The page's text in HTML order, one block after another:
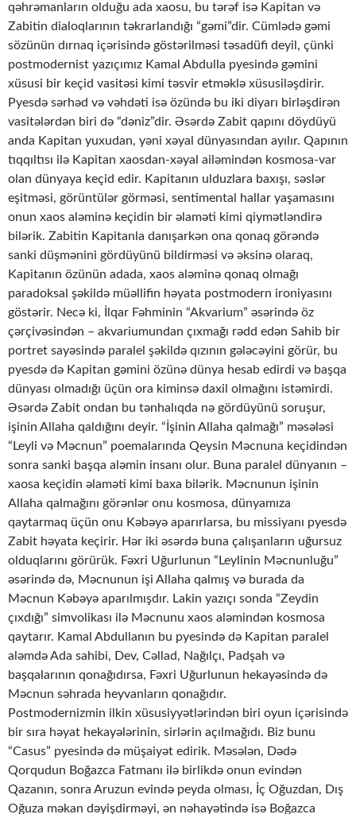
qəhrəmanların olduğu ada xaosu, bu tərəf isə Kapitan və
Zabitin dialoqlarının təkrarlandığı “gəmi”dir. Cümlədə gəmi
sözünün dırnaq içərisində göstərilməsi təsadüfi deyil, çünki
postmodernist yazıçımız Kamal Abdulla pyesində gəmini
xüsusi bir keçid vasitəsi kimi təsvir etməklə xüsusiləşdirir.
Pyesdə sərhəd və vəhdəti isə özündə bu iki diyarı birləşdirən
vasitələrdən biri də “dəniz”dir. Əsərdə Zabit qapını döydüyü
anda Kapitan yuxudan, yəni xəyal dünyasından ayılır. Qapının
tıqqıltısı ilə Kapitan xaosdan-xəyal ailəmindən kosmosa-var
olan dünyaya keçid edir. Kapitanın ulduzlara baxışı, səslər
eşitməsi, görüntülər görməsi, sentimental hallar yaşamasını
onun xaos aləminə keçidin bir əlaməti kimi qiymətləndirə
bilərik. Zabitin Kapitanla danışarkən ona qonaq görəndə
sanki düşmənini gördüyünü bildirməsi və əksinə olaraq,
Kapitanın özünün adada, xaos aləminə qonaq olmağı
paradoksal şəkildə müəllifin həyata postmodern ironiyasını
göstərir. Necə ki, İlqar Fəhminin “Akvarium” əsərində öz
çərçivəsindən – akvariumundan çıxmağı rədd edən Sahib bir
portret sayəsində paralel şəkildə qızının gələcəyini görür, bu
pyesdə də Kapitan gəmini özünə dünya hesab edirdi və başqa
dünyası olmadığı üçün ora kiminsə daxil olmağını istəmirdi.
Əsərdə Zabit ondan bu tənhalıqda nə gördüyünü soruşur,
işinin Allaha qaldığını deyir. “İşinin Allaha qalmağı” məsələsi
“Leyli və Məcnun” poemalarında Qeysin Məcnuna keçidindən
sonra sanki başqa aləmin insanı olur. Buna paralel dünyanın –
xaosa keçidin əlaməti kimi baxa bilərik. Məcnunun işinin
Allaha qalmağını görənlər onu kosmosa, dünyamıza
qaytarmaq üçün onu Kəbəyə aparırlarsa, bu missiyanı pyesdə
Zabit həyata keçirir. Hər iki əsərdə buna çalışanların uğursuz
olduqlarını görürük. Fəxri Uğurlunun “Leylinin Məcnunluğu”
əsərində də, Məcnunun işi Allaha qalmış və burada da
Məcnun Kəbəyə aparılmışdır. Lakin yazıçı sonda “Zeydin
çıxdığı” simvolikası ilə Məcnunu xaos aləmindən kosmosa
qaytarır. Kamal Abdullanın bu pyesində də Kapitan paralel
aləmdə Ada sahibi, Dev, Cəllad, Nağılçı, Padşah və
başqalarının qonağıdırsa, Fəxri Uğurlunun hekayəsində də
Məcnun səhrada heyvanların qonağıdır.
Postmodernizmin ilkin xüsusiyyətlərindən biri oyun içərisində
bir sıra həyat hekayələrinin, sirlərin açılmağıdı. Biz bunu
“Casus” pyesində də müşaiyət edirik. Məsələn, Dədə
Qorqudun Boğazca Fatmanı ilə birlikdə onun evindən
Qazanın, sonra Aruzun evində peyda olması, İç Oğuzdan, Dış
Oğuza məkan dəyişdirməyi, ən nəhayətində isə Boğazca